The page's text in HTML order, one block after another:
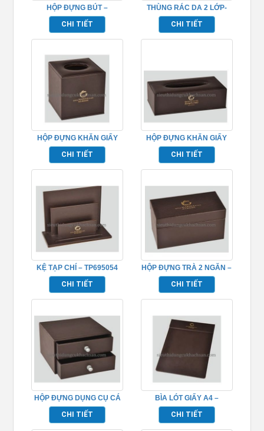
HỘP ĐỰNG BÚT –
TP695058
CHI TIẾT
THÙNG RÁC DA 2 LỚP-
TP695057
CHI TIẾT
HỘP ĐỰNG KHĂN GIẤY
VUÔNG- TP695056
CHI TIẾT
HỘP ĐỰNG KHĂN GIẤY
CHŨ NHẬT- TP695055
CHI TIẾT
KỆ TẠP CHÍ – TP695054
CHI TIẾT
HỘP ĐỰNG TRÀ 2 NGĂN –
TP695053
CHI TIẾT
HỘP ĐỰNG DỤNG CỤ CÁ
NHÂN CÓ NGĂN –
TP695052
CHI TIẾT
BÌA LÓT GIẤY A4 –
TP695051
CHI TIẾT